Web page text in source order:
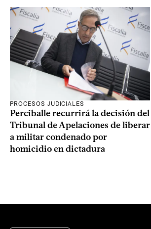
PROCESOS JUDICIALES
Perciballe recurrirá la decisión del
Tribunal de Apelaciones de liberar
a militar condenado por
homicidio en dictadura